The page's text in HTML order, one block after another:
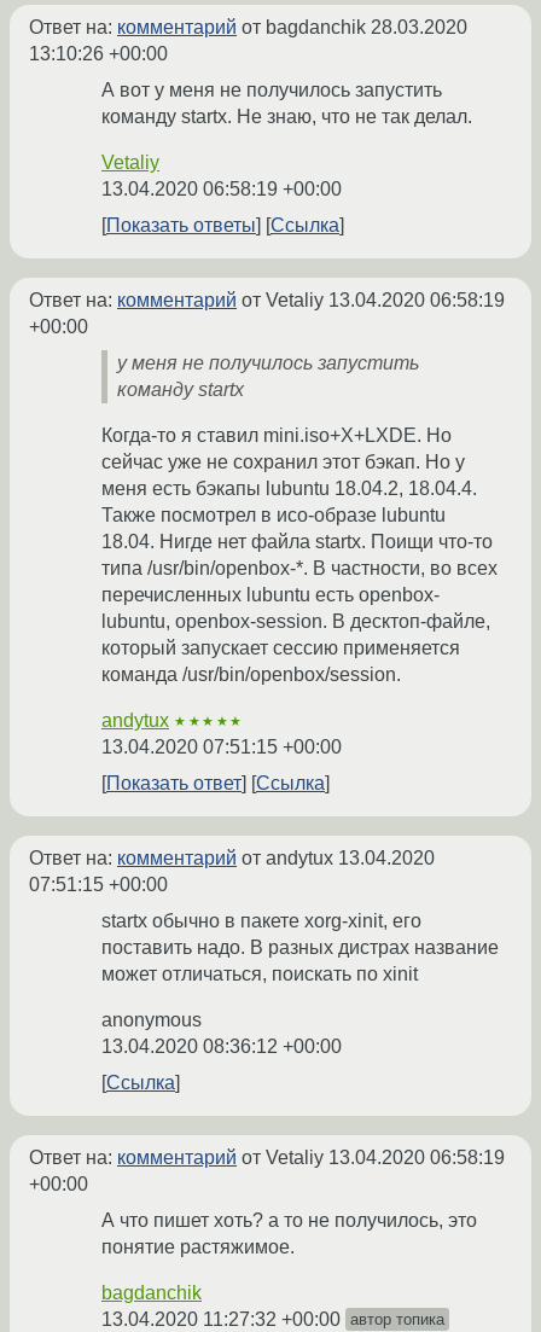
Ответ на: комментарий от bagdanchik 28.03.2020
13:10:26 +00:00
А вот у меня не получилось запустить
команду startx. Не знаю, что не так делал.
Vetaliy
13.04.2020 06:58:19 +00:00
Показать ответы
Ссылка
Ответ на: комментарий от Vetaliy 13.04.2020 06:58:19
+00:00
у меня не получилось запустить
команду startx
Когда-то я ставил mini.iso+X+LXDE. Но
сейчас уже не сохранил этот бэкап. Но у
меня есть бэкапы lubuntu 18.04.2, 18.04.4.
Также посмотрел в исо-образе lubuntu
18.04. Нигде нет файла startx. Поищи что-то
типа /usr/bin/openbox-*. В частности, во всех
перечисленных lubuntu есть openbox-
lubuntu, openbox-session. В десктоп-файле,
который запускает сессию применяется
команда /usr/bin/openbox/session.
andytux ★★★★★
13.04.2020 07:51:15 +00:00
Показать ответ
Ссылка
Ответ на: комментарий от andytux 13.04.2020
07:51:15 +00:00
startx обычно в пакете xorg-xinit, его
поставить надо. В разных дистрах название
может отличаться, поискать по xinit
anonymous
13.04.2020 08:36:12 +00:00
Ссылка
Ответ на: комментарий от Vetaliy 13.04.2020 06:58:19
+00:00
А что пишет хоть? а то не получилось, это
понятие растяжимое.
bagdanchik
13.04.2020 11:27:32 +00:00 автор топика